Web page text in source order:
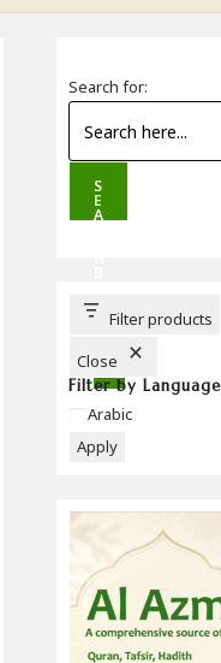
Search for:
S
E
A
T
T
Filter products
Close
Filter by Language
Language
Arabic
Apply